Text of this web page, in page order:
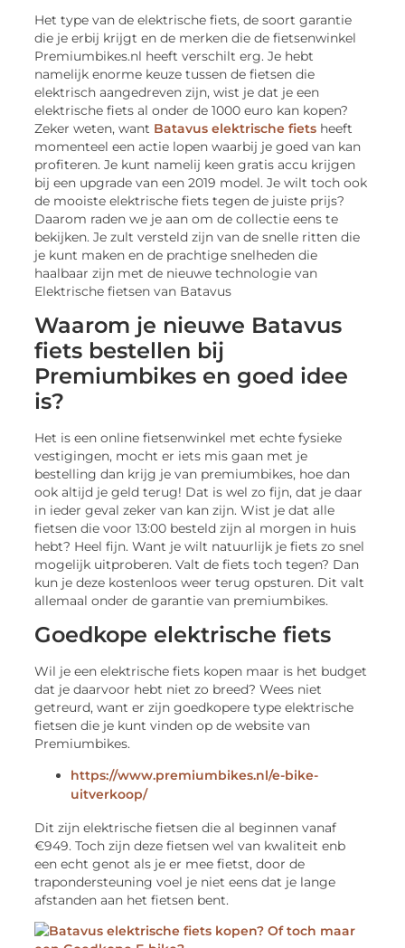
Het type van de elektrische fiets, de soort garantie
die je erbij krijgt en de merken die de fietsenwinkel
Premiumbikes.nl heeft verschilt erg. Je hebt
namelijk enorme keuze tussen de fietsen die
elektrisch aangedreven zijn, wist je dat je een
elektrische fiets al onder de 1000 euro kan kopen?
Zeker weten, want Batavus elektrische fiets heeft
momenteel een actie lopen waarbij je goed van kan
profiteren. Je kunt namelij keen gratis accu krijgen
bij een upgrade van een 2019 model. Je wilt toch ook
de mooiste elektrische fiets tegen de juiste prijs?
Daarom raden we je aan om de collectie eens te
bekijken. Je zult versteld zijn van de snelle ritten die
je kunt maken en de prachtige snelheden die
haalbaar zijn met de nieuwe technologie van
Elektrische fietsen van Batavus
Waarom je nieuwe Batavus
fiets bestellen bij
Premiumbikes en goed idee
is?
Het is een online fietsenwinkel met echte fysieke
vestigingen, mocht er iets mis gaan met je
bestelling dan krijg je van premiumbikes, hoe dan
ook altijd je geld terug! Dat is wel zo fijn, dat je daar
in ieder geval zeker van kan zijn. Wist je dat alle
fietsen die voor 13:00 besteld zijn al morgen in huis
hebt? Heel fijn. Want je wilt natuurlijk je fiets zo snel
mogelijk uitproberen. Valt de fiets toch tegen? Dan
kun je deze kostenloos weer terug opsturen. Dit valt
allemaal onder de garantie van premiumbikes.
Goedkope elektrische fiets
Wil je een elektrische fiets kopen maar is het budget
dat je daarvoor hebt niet zo breed? Wees niet
getreurd, want er zijn goedkopere type elektrische
fietsen die je kunt vinden op de website van
Premiumbikes.
https://www.premiumbikes.nl/e-bike-
uitverkoop/
Dit zijn elektrische fietsen die al beginnen vanaf
€949. Toch zijn deze fietsen wel van kwaliteit enb
een echt genot als je er mee fietst, door de
trapondersteuning voel je niet eens dat je lange
afstanden aan het fietsen bent.